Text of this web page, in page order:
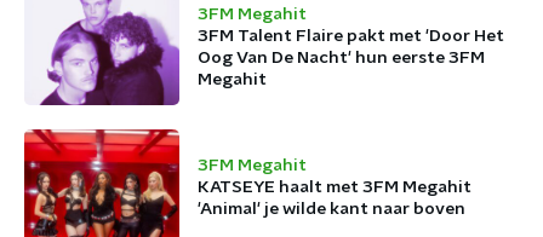
3FM Megahit
3FM Talent Flaire pakt met 'Door Het
Oog Van De Nacht' hun eerste 3FM
Megahit
3FM Megahit
KATSEYE haalt met 3FM Megahit
'Animal' je wilde kant naar boven